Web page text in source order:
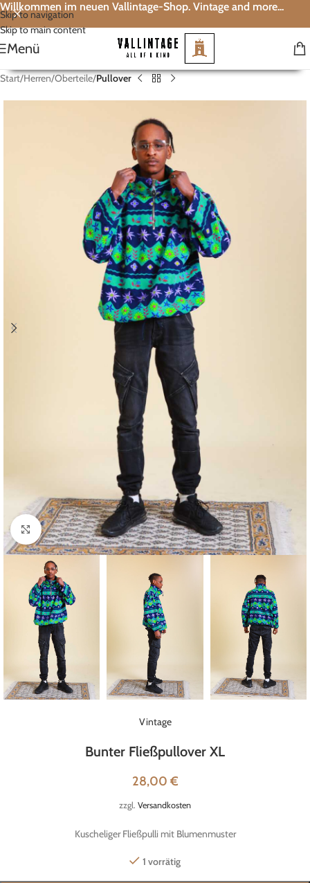
Skip to navigation
Skip to main content
Willkommen im neuen Vallintage-Shop. Vintage and more...
Menü
Start Herren Oberteile Pullover
Klick zum Vergrößern
Vintage
Bunter Fließpullover XL
28,00 €
zzgl. Versandkosten
Kuscheliger Fließpulli mit Blumenmuster
1 vorrätig